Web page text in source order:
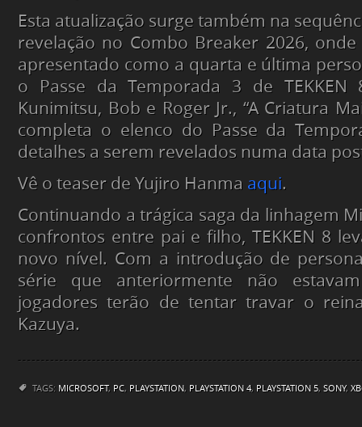
Esta atualização surge também na
revelação no Combo Breaker 2026,
apresentado como a quarta e última
o Passe da Temporada 3 de TEKKEN
Kunimitsu, Bob e Roger Jr., “A Criatura
completa o elenco do Passe da
detalhes a serem revelados numa data
Vê o teaser de Yujiro Hanma aqui.
Continuando a trágica saga da linhagem
confrontos entre pai e filho, TEKKEN 8
novo nível. Com a introdução de
série que anteriormente não
jogadores terão de tentar travar o
Kazuya.
TAGS: MICROSOFT, PC, PLAYSTATION, PLAYSTATION 4, PLAYSTATION 5, SONY,